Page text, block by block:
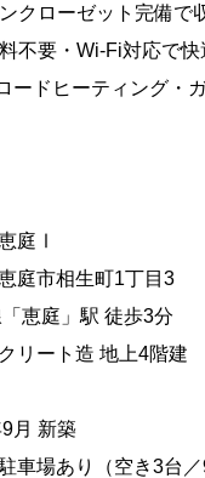
クローゼット完備で
不要・Wi-Fi対応で快
ードヒーティング・
庭Ⅰ
庭市相生町1丁目3
恵庭」駅 徒歩3分
リート造 地上4階建
月 新築
車場あり（空き3台／